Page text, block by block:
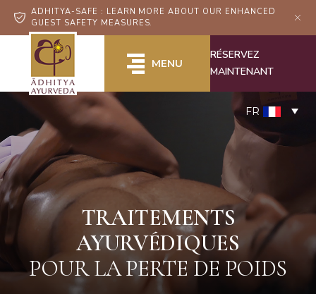
ADHITYA-SAFE : LEARN MORE ABOUT OUR ENHANCED
GUEST SAFETY MEASURES.
MENU
FR
RÉSERVEZ
MAINTENANT
TRAITEMENTS
AYURVÉDIQUES
POUR LA PERTE DE POIDS